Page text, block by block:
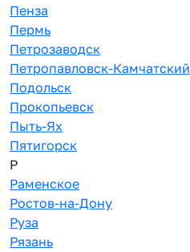
Пенза
Пермь
Петрозаводск
Петропавловск-Камчатский
Подольск
Прокопьевск
Пыть-Ях
Пятигорск
Р
Раменское
Ростов-на-Дону
Руза
Рязань